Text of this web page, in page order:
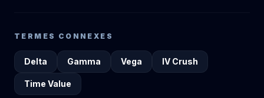
TERMES CONNEXES
Delta Gamma Vega IV Crush
Time Value